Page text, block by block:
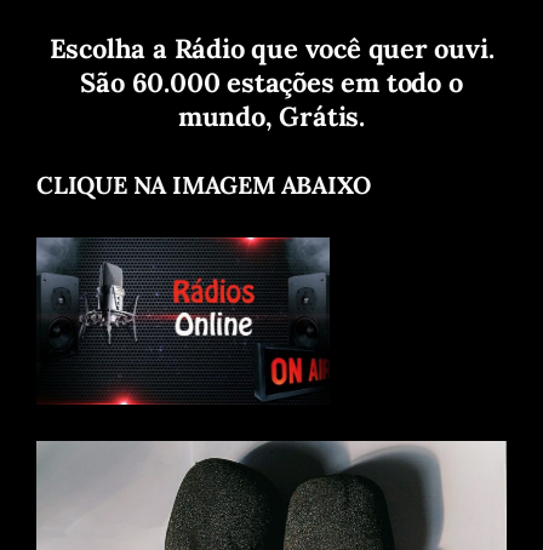
Escolha a Rádio que você quer ouvi.
São 60.000 estações em todo o
mundo, Grátis.
CLIQUE NA IMAGEM ABAIXO